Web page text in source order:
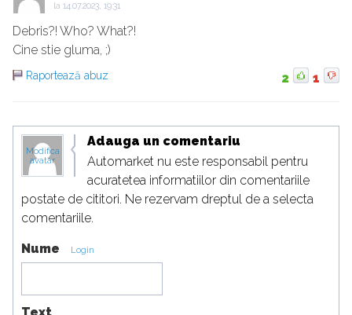
la 14.07.2023, 19:31
Debris?! Who? What?!
Cine stie gluma, ;)
Raportează abuz 2 1
Modifica
avatar
Adauga un comentariu
Automarket nu este responsabil pentru
acuratetea informatiilor din comentariile
postate de cititori. Ne rezervam dreptul de a selecta
comentariile.
Nume Login